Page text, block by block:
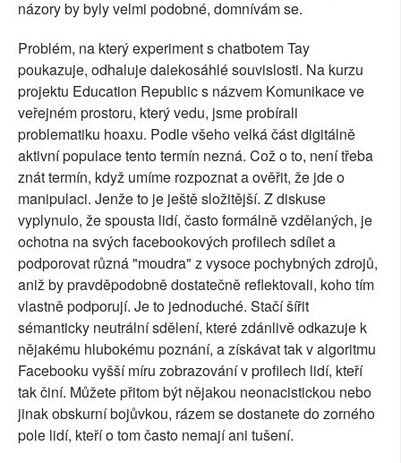
názory by byly velmi podobné, domnívám se.
Problém, na který experiment s chatbotem Tay
poukazuje, odhaluje dalekosáhlé souvislosti. Na kurzu
projektu Education Republic s názvem Komunikace ve
veřejném prostoru, který vedu, jsme probírali
problematiku hoaxu. Podle všeho velká část digitálně
aktivní populace tento termín nezná. Což o to, není třeba
znát termín, když umíme rozpoznat a ověřit, že jde o
manipulaci. Jenže to je ještě složitější. Z diskuse
vyplynulo, že spousta lidí, často formálně vzdělaných, je
ochotna na svých facebookových profilech sdílet a
podporovat různá "moudra" z vysoce pochybných zdrojů,
aniž by pravděpodobně dostatečně reflektovali, koho tím
vlastně podporují. Je to jednoduché. Stačí šířit
sémanticky neutrální sdělení, které zdánlivě odkazuje k
nějakému hlubokému poznání, a získávat tak v algoritmu
Facebooku vyšší míru zobrazování v profilech lidí, kteří
tak činí. Můžete přitom být nějakou neonacistickou nebo
jinak obskurní bojůvkou, rázem se dostanete do zorného
pole lidí, kteří o tom často nemají ani tušení.